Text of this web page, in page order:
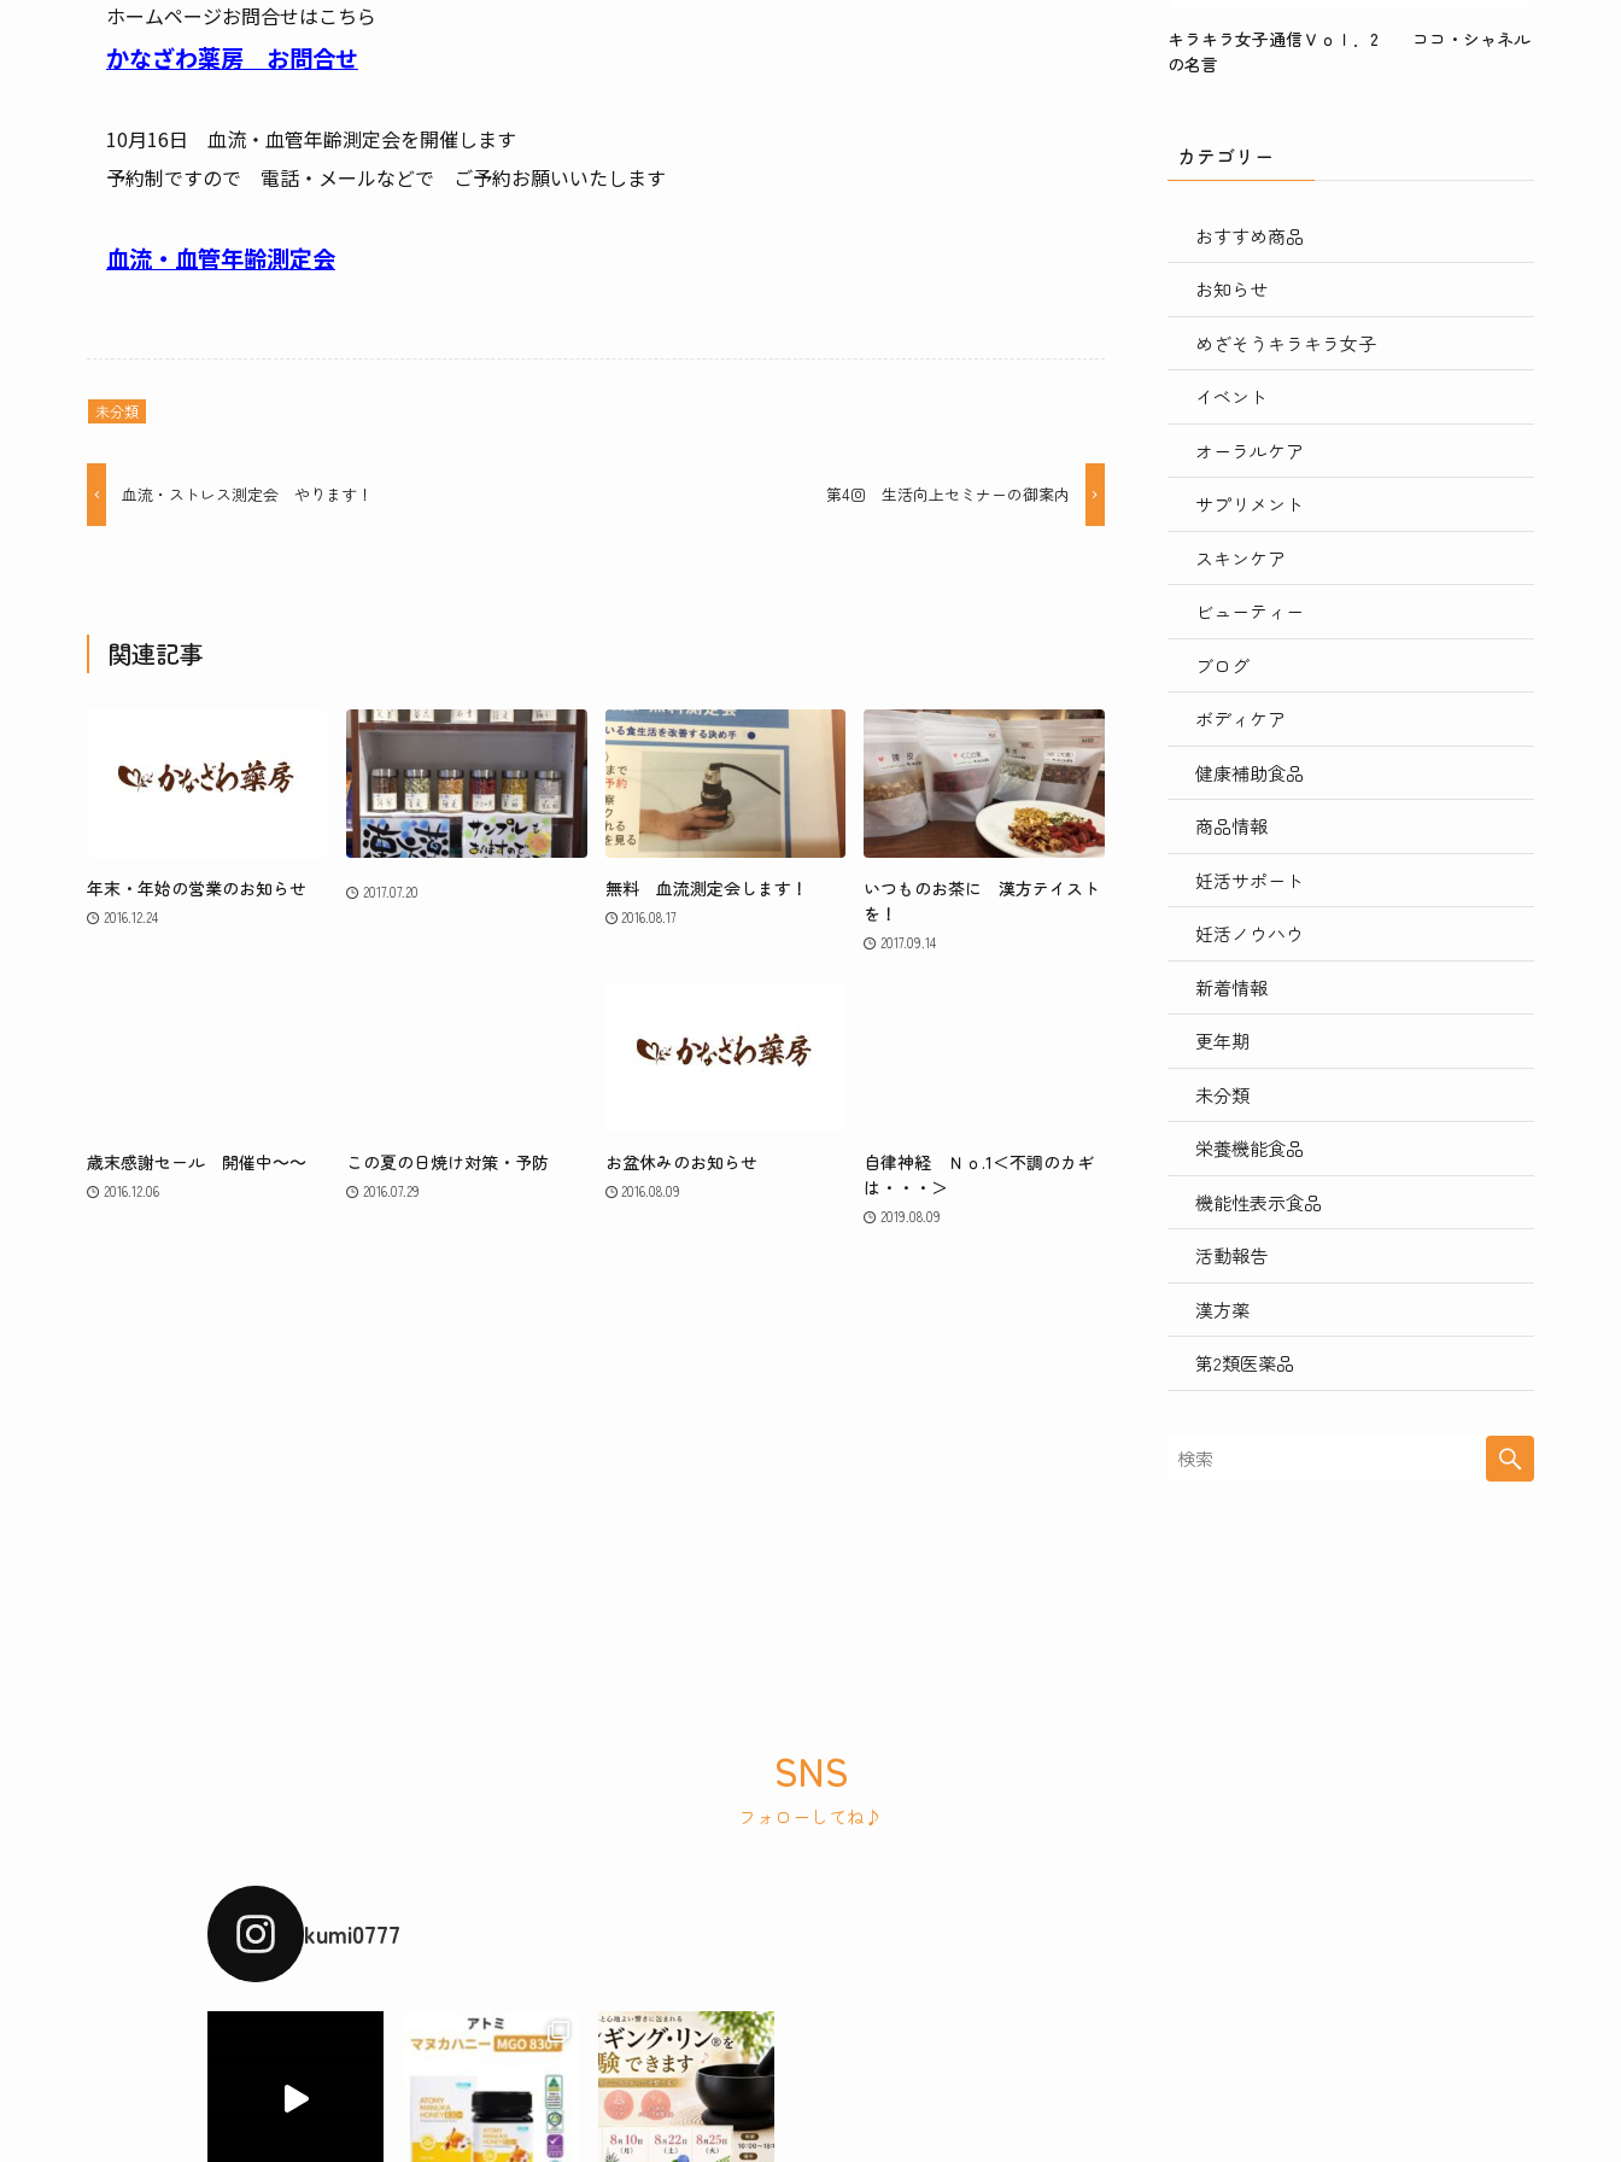
ホームページお問合せはこちら
かなざわ薬房 お問合せ
10月16日 血流・血管年齢測定会を開催します
予約制ですので 電話・メールなどで ご予約お願いいたします
血流・血管年齢測定会
未分類
血流・ストレス測定会 やります！ 第4回 生活向上セミナーの御案内
関連記事
年末・年始の営業のお知らせ
2016.12.24
2017.07.20 無料 血流測定会します！
2016.08.17
いつものお茶に 漢方テイスト
を！
2017.09.14
歳末感謝セール 開催中～～
2016.12.06
この夏の日焼け対策・予防
2016.07.29
お盆休みのお知らせ
2016.08.09
自律神経 Ｎｏ.1＜不調のカギ
は・・・＞
2019.08.09
キラキラ女子通信Ｖｏｌ．2 ココ・シャネル
の名言
カテゴリー
おすすめ商品
お知らせ
めざそうキラキラ女子
イベント
オーラルケア
サプリメント
スキンケア
ビューティー
ブログ
ボディケア
健康補助食品
商品情報
妊活サポート
妊活ノウハウ
新着情報
更年期
未分類
栄養機能食品
機能性表示食品
活動報告
漢方薬
第2類医薬品
SNS
フォローしてね♪
kumi0777